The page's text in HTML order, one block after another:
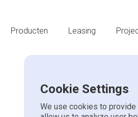
Producten Leasing
Cookie Settings
We use cookies to